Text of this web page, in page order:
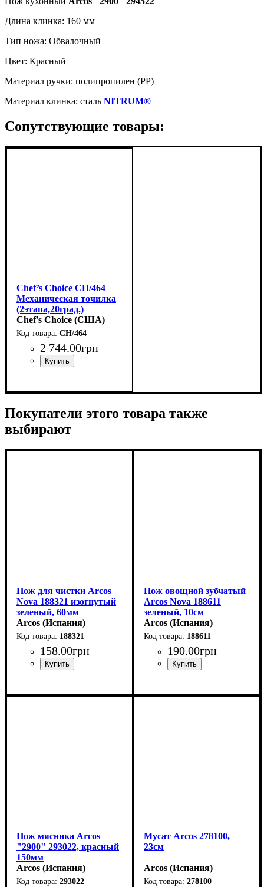
Длина клинка: 160 мм
Тип ножа: Обвалочный
Цвет: Красный
Материал ручки: полипропилен (PP)
Материал клинка: сталь NITRUM®
Сопутствующие товары:
Chef’s Choice CH/464
Механическая точилка
(2этапа,20град.)
Chef's Choice (США)
CH/464
2 744.00грн
Покупатели этого товара также
выбирают
Нож для чистки Arcos
Nova 188321 изогнутый
зеленый, 60мм
Arcos (Испания)
188321
158.00грн
Нож овощной зубчатый
Arcos Nova 188611
зеленый, 10см
Arcos (Испания)
188611
190.00грн
Нож мясника Arcos
"2900" 293022, красный
150мм
Arcos (Испания)
293022
Мусат Arcos 278100,
23см
Arcos (Испания)
278100